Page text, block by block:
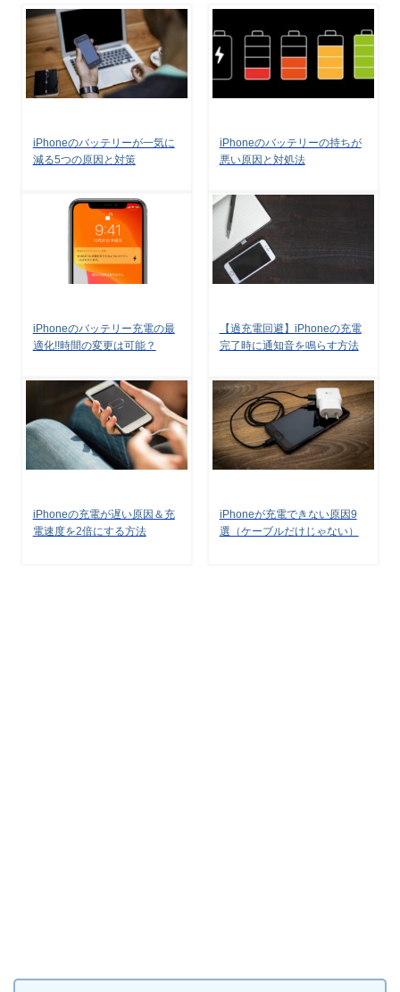
iPhoneのバッテリーが一気に
減る5つの原因と対策
iPhoneのバッテリーの持ちが
悪い原因と対処法
iPhoneのバッテリー充電の最
適化!!時間の変更は可能？
【過充電回避】iPhoneの充電
完了時に通知音を鳴らす方法
iPhoneの充電が遅い原因＆充
電速度を2倍にする方法
iPhoneが充電できない原因9
選（ケーブルだけじゃない）